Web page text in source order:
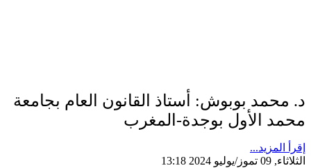
د. محمد بوبوش: أستاذ القانون العام بجامعة
محمد الأول بوجدة-المغرب
إقرأ المزيد...
الثلاثاء, 09 تموز/يوليو 2024 13:18